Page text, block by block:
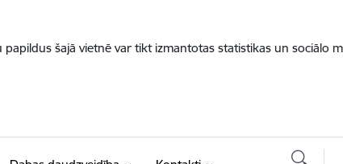
šajā vietnē var tikt izmantotas statistikas un sociālo